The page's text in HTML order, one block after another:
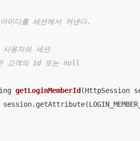
이디를 세션에서 꺼낸다.
용자의 세션
고객의 id 또는 null
getLoginMemberId (HttpSession